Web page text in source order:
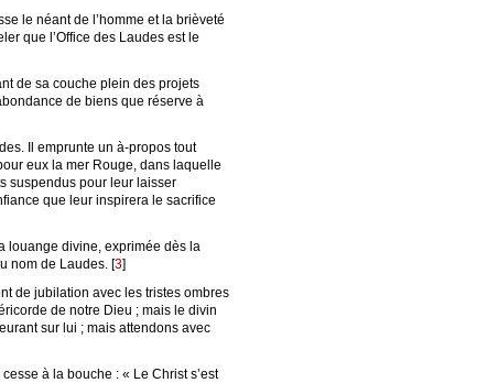
le néant de l’homme et la brièveté
que l’Office des Laudes est le
de sa couche plein des projets
de biens que réserve à
Il emprunte un à-propos tout
eux la mer Rouge, dans laquelle
suspendus pour leur laisser
que leur inspirera le sacrifice
louange divine, exprimée dès la
nom de Laudes. [3]
de jubilation avec les tristes ombres
de notre Dieu ; mais le divin
sur lui ; mais attendons avec
à la bouche : « Le Christ s’est